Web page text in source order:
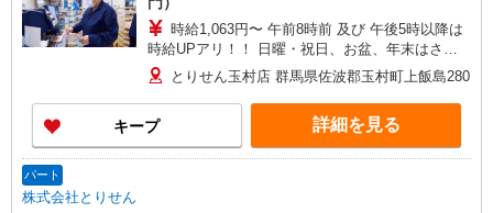
時給1,063円〜 午前8時前 及び 午後5時以降は
時給UPアリ！！ 日曜・祝日、お盆、年末はさら
に時給＋100円
とりせん玉村店 群馬県佐波郡玉村町上飯島280
キープ 詳細を見る
パート
株式会社とりせん